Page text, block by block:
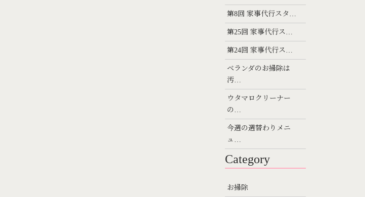
第8回 家事代行スタ…
第25回 家事代行ス…
第24回 家事代行ス…
ベランダのお掃除は
汚…
ウタマロクリーナー
の…
今週の週替わりメニ
ュ…
Category
お掃除